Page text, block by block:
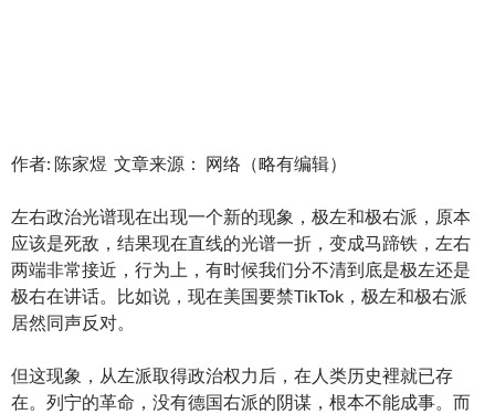
作者: 陈家煜 文章来源： 网络（略有编辑）
左右政治光谱现在出现一个新的现象，极左和极右派，原本
应该是死敌，结果现在直线的光谱一折，变成马蹄铁，左右
两端非常接近，行为上，有时候我们分不清到底是极左还是
极右在讲话。比如说，现在美国要禁TikTok，极左和极右派
居然同声反对。
但这现象，从左派取得政治权力后，在人类历史裡就已存
在。列宁的革命，没有德国右派的阴谋，根本不能成事。而